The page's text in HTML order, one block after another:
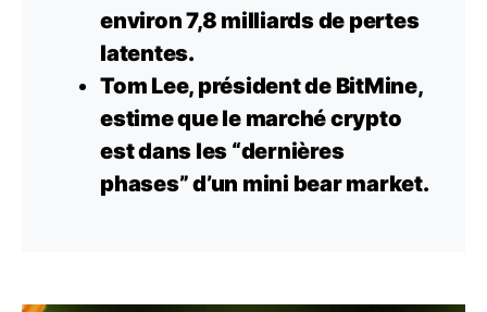
environ 7,8 milliards de pertes
latentes.
Tom Lee, président de BitMine,
estime que le marchécrypto
est dans les “dernières
phases” d’un mini bear market.